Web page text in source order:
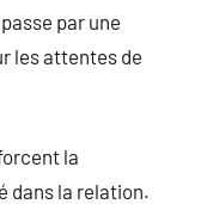
par une
les attentes de
la
dans la relation.